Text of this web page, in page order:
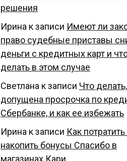
решения
Ирина к записи Имеют ли
право судебные приставы
деньги с кредитных карт и
делать в этом случае
Светлана к записи Что
допущена просрочка по
Сбербанке, и как ее избежать
Ирина к записи Как потратить
накопить бонусы Спасибо в
магазинах Кари